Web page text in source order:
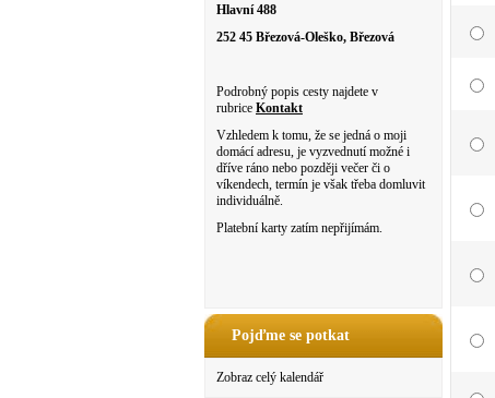
Hlavní 488
252 45 Březová-Oleško, Březová
Podrobný popis cesty najdete v
rubrice Kontakt
Vzhledem k tomu, že se jedná o moji
domácí adresu, je vyzvednutí možné i
dříve ráno nebo později večer či o
víkendech, termín je však třeba domluvit
individuálně.
Platební karty zatím nepřijímám.
Pojďme se potkat
Zobraz celý kalendář